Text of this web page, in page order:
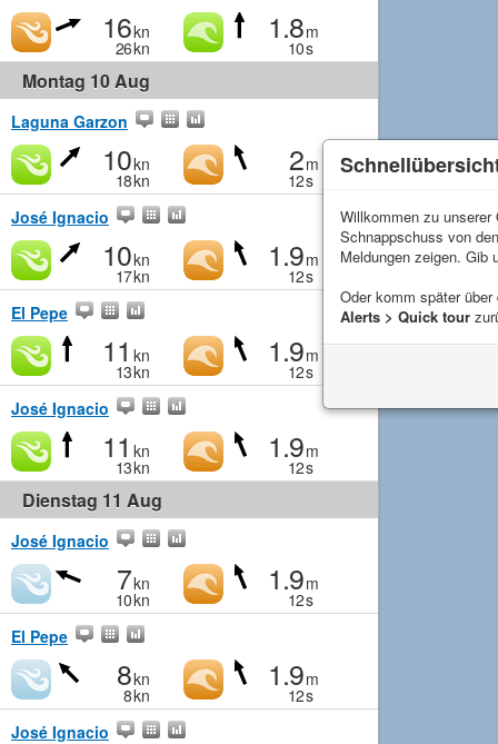
16kn
26kn
1.8m
10s
Montag 10 Aug
Laguna Garzon
10kn
18kn
2m
12s
José Ignacio
10kn
17kn
1.9m
12s
El Pepe
11 kn
13kn
1.9m
12s
José Ignacio
11 kn
13kn
1.9m
12s
Dienstag 11 Aug
José Ignacio
7kn
10kn
1.9m
12s
El Pepe
8kn
8kn
1.9m
12s
José Ignacio
Willkommen zu
Schnappschuss von
Meldungen zeigen. Gib
Oder komm später über
Alerts > Quick tour